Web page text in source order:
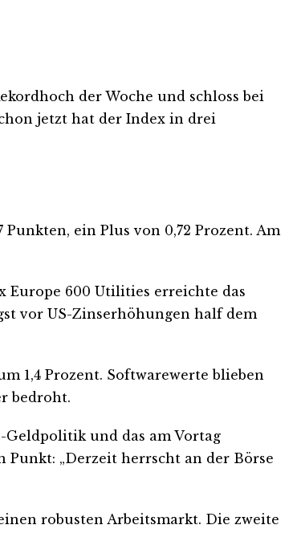
der Woche und schloss bei
jetzt hat der Index in drei
ein Plus von 0,72 Prozent. Am
Europe 600 Utilities erreichte das
vor US-Zinserhöhungen half dem
1,4 Prozent. Softwarewerte blieben
bedroht.
Geldpolitik und das am Vortag
Punkt: „Derzeit herrscht an der Börse
robusten Arbeitsmarkt. Die zweite